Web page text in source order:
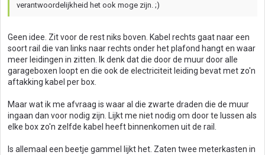
verantwoordelijkheid het ook moge zijn. ;)
Geen idee. Zit voor de rest niks boven. Kabel rechts gaat naar een
soort rail die van links naar rechts onder het plafond hangt en waar
meer leidingen in zitten. Ik denk dat die door de muur door alle
garageboxen loopt en die ook de electriciteit leiding bevat met zo'n
aftakking kabel per box.
Maar wat ik me afvraag is waar al die zwarte draden die de muur
ingaan dan voor nodig zijn. Lijkt me niet nodig om door te lussen als
elke box zo'n zelfde kabel heeft binnenkomen uit de rail.
Is allemaal een beetje gammel lijkt het. Zaten twee meterkasten in